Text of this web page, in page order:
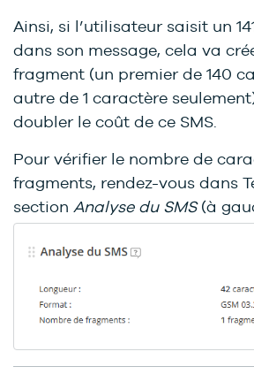
Ainsi, si l’utilisateur saisit un
dans son message, cela va
fragment (un premier de 140
autre de 1 caractère
doubler le coût de ce SMS.
Pour vérifier le nombre de
fragments, rendez-vous dans
section Analyse du SMS(à